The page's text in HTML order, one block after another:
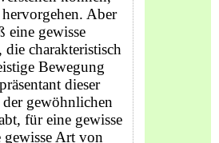
Aber
eine gewisse
charakteristisch
Bewegung
dieser
gewöhnlichen
für eine gewisse
Art von